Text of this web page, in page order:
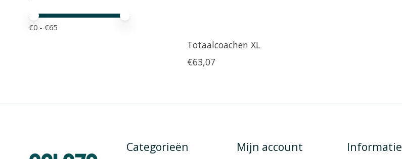
Minimale prijswaarde
Price maximum value
€0 - €65
Totaalcoachen XL
€63,07
Categorieën Mijn account Informatie